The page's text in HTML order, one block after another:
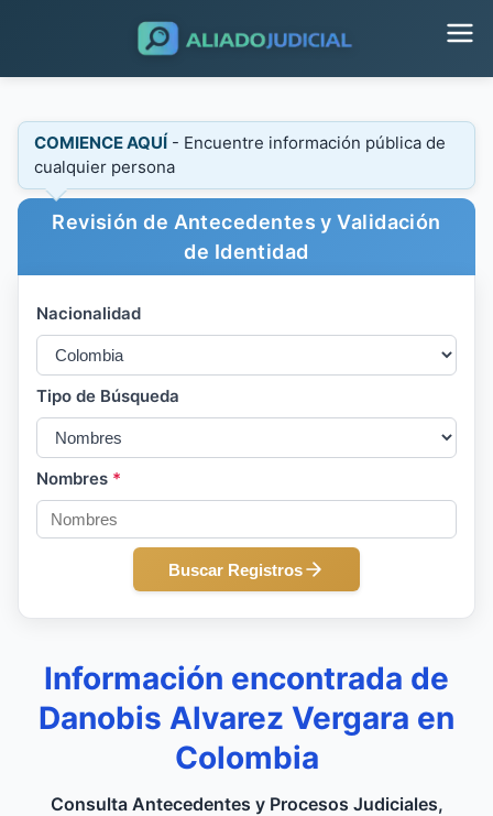
COMIENCE AQUÍ - Encuentre información pública de
cualquier persona
Revisión de Antecedentes y Validación
de Identidad
Nacionalidad
Tipo de Búsqueda
Nombres *
Buscar Registros
Información encontrada de
Danobis Alvarez Vergara en
Colombia
Consulta Antecedentes y Procesos Judiciales,